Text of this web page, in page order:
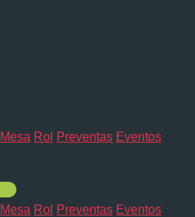
Mesa Rol Preventas Eventos
Mesa Rol Preventas Eventos